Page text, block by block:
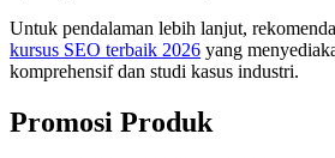
Untuk pendalaman lebih lanjut,
kursus SEO terbaik 2026 yang
komprehensif dan studi kasus industri.
Promosi Produk